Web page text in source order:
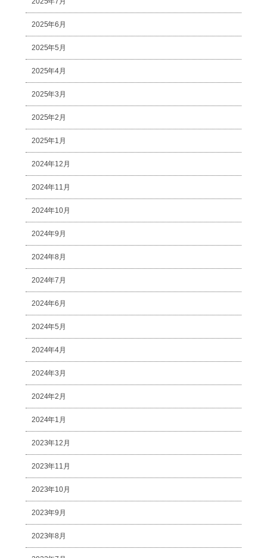
2025年6月
2025年5月
2025年4月
2025年3月
2025年2月
2025年1月
2024年12月
2024年11月
2024年10月
2024年9月
2024年8月
2024年7月
2024年6月
2024年5月
2024年4月
2024年3月
2024年2月
2024年1月
2023年12月
2023年11月
2023年10月
2023年9月
2023年8月